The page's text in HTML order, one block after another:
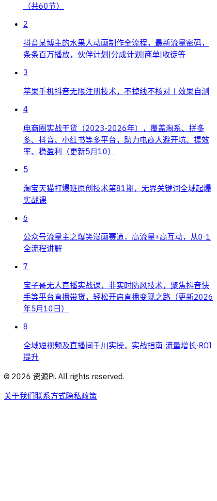
（共60节）
2
抖音某博主的水果人动画制作全流程，最新流量密码，
条条百万播放，伙伴计划|分成计划|商单|收徒等
3
苹果手机抖音无限注册技术，不掉线不核对丨效果自测
4
电商圈实战干货（2023-2026年），覆盖淘系、拼多
多、抖音、小红书等多平台，助力电商人避开坑、提效
率、稳盈利（更新5月10）
5
淘宝天猫打爆班原创技术第81期，无界关键词全域起爆
实战课
6
公众号流量主之爆笑漫画赛道，高流量+高互动，从0-1
全流程讲解
7
宝子哥无人直播实战课，非实时防风技术，聚焦抖音快
手等平台直播带货，轻松开启直播变现之路（更新2026
年5月10日）
8
全域短视频及直播间千川实操，实战指南·流量增长·ROI
提升
© 2026 资源Pi. All rights reserved.
关于我们联系方式隐私政策